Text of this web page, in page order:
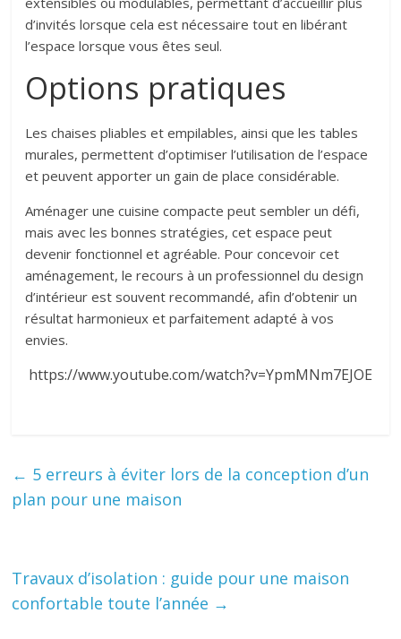
d’invités lorsque cela est nécessaire tout en libérant
l’espace lorsque vous êtes seul.
Options pratiques
Les chaises pliables et empilables, ainsi que les tables
murales, permettent d’optimiser l’utilisation de l’espace
et peuvent apporter un gain de place considérable.
Aménager une cuisine compacte peut sembler un défi,
mais avec les bonnes stratégies, cet espace peut
devenir fonctionnel et agréable. Pour concevoir cet
aménagement, le recours à un professionnel du design
d’intérieur est souvent recommandé, afin d’obtenir un
résultat harmonieux et parfaitement adapté à vos
envies.
https://www.youtube.com/watch?v=YpmMNm7EJOE
← 5 erreurs à éviter lors de la conception d’un
plan pour une maison
Travaux d’isolation : guide pour une maison
confortable toute l’année →